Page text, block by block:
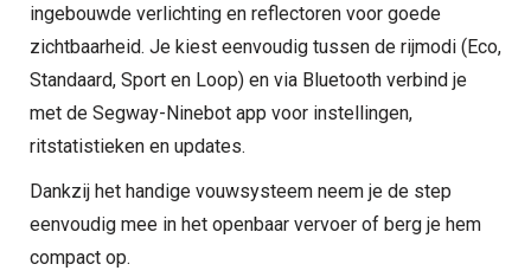
ingebouwde verlichting en reflectoren voor goede
zichtbaarheid. Je kiest eenvoudig tussen de rijmodi (Eco,
Standaard, Sport en Loop) en via Bluetooth verbind je
met de Segway-Ninebot app voor instellingen,
ritstatistieken en updates.
Dankzij het handige vouwsysteem neem je de step
eenvoudig mee in het openbaar vervoer of berg je hem
compact op.